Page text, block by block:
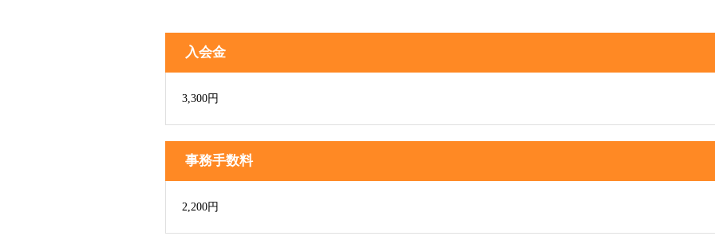
入会金
3,300円
事務手数料
2,200円